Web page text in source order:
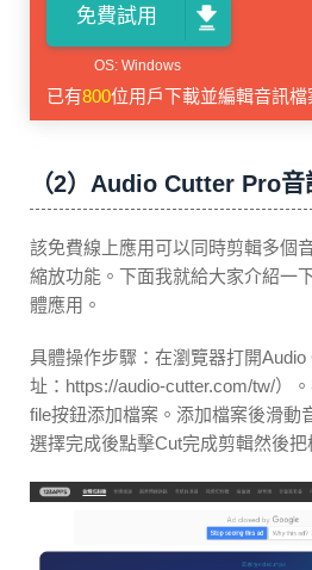
免費試用
已有800位用戶下載並編輯音訊檔
（2）Audio Cutter Pro音
該免費線上應用可以同時剪輯多個
縮放功能。下面我就給大家介紹一
體應用。
具體操作步驟：在瀏覽器打開Audio
址：https://audio-cutter.com/tw/）
file按鈕添加檔案。添加檔案後滑動
選擇完成後點擊Cut完成剪輯然後把